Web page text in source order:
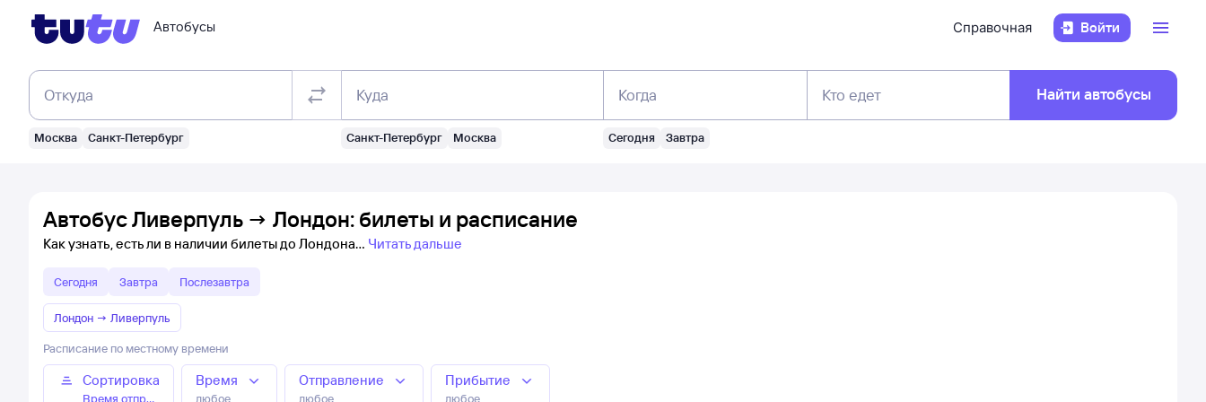
Автобусы Справочная Войти
Откуда
Москва Санкт-Петербург
Куда
Санкт-Петербург Москва
Когда
Сегодня Завтра
Кто едет Найти автобусы
Автобус Ливерпуль → Лондон: билеты и расписание
Как узнать, есть ли в наличии билеты до Лондона Читать дальше
Сегодня Завтра Послезавтра
Лондон → Ливерпуль
Расписание по местному времени
Сортировка
Время отправления
Время
любое
Отправление
любое
Прибытие
любое